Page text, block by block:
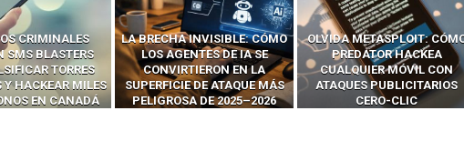
INVISIBLE: CÓMO
DE IA SE
EN LA
DE ATAQUE MÁS
DE 2025–2026
OLVIDA METASPLOIT: CÓMO
PREDATOR HACKEA
CUALQUIER MÓVIL CON
ATAQUES PUBLICITARIOS
CERO-CLIC
CÓMO LOS HACKERS
INTERCEPTAN OTPS Y
LLAMADAS MÓVILES SIN
‘HACKEAR’ — EL INCREÍBLE
PODER DE LOS SIM BOXES”